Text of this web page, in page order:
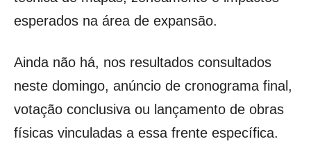
esperados na área de expansão.
Ainda não há, nos resultados consultados
neste domingo, anúncio de cronograma final,
votação conclusiva ou lançamento de obras
físicas vinculadas a essa frente específica.